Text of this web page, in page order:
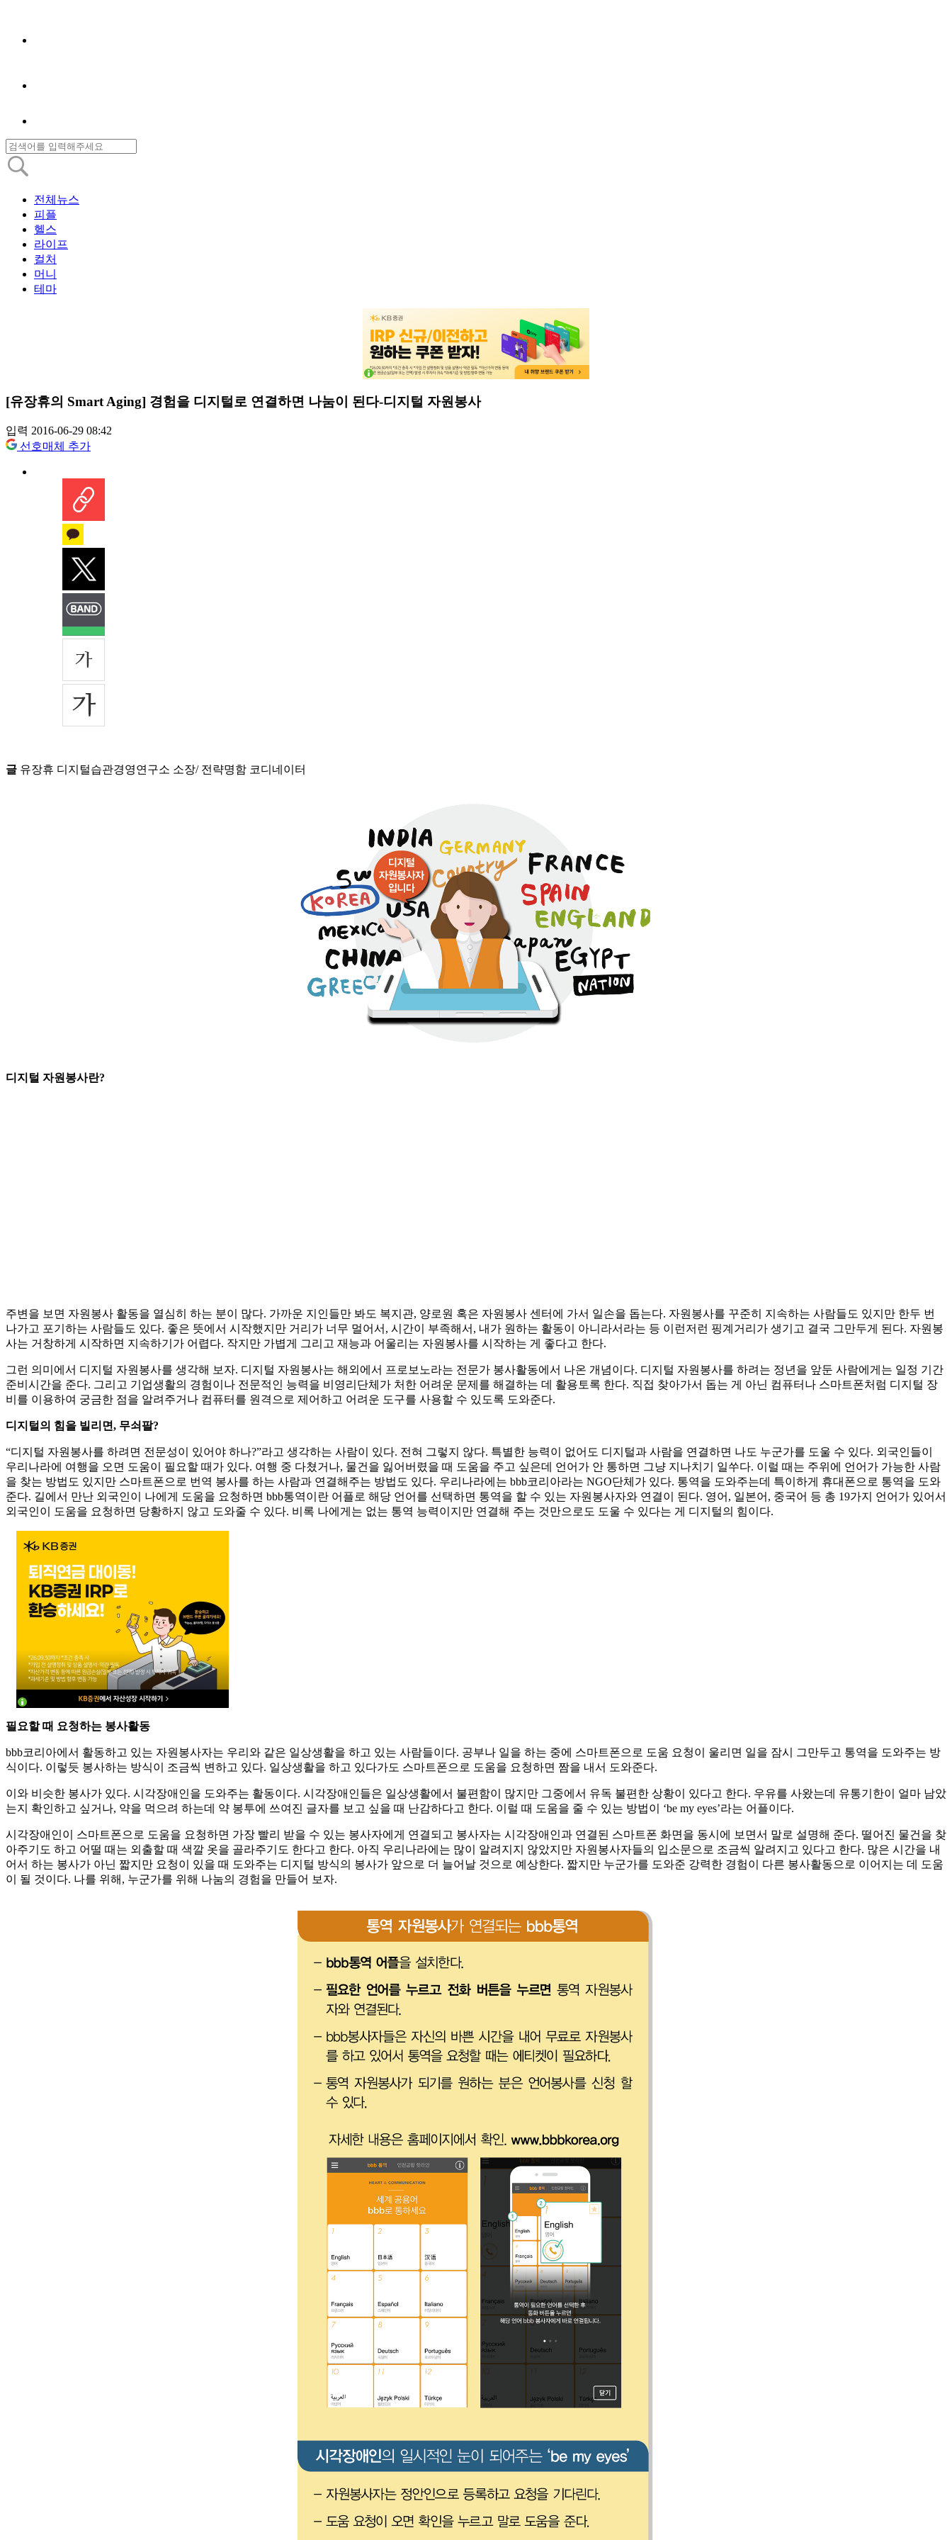
전체뉴스
피플
헬스
라이프
컬처
머니
테마
[유장휴의 Smart Aging] 경험을 디지털로 연결하면 나눔이 된다-디지털 자원봉사
입력 2016-06-29 08:42
선호매체 추가
글 유장휴 디지털습관경영연구소 소장/ 전략명함 코디네이터
디지털 자원봉사란?
주변을 보면 자원봉사 활동을 열심히 하는 분이 많다. 가까운 지인들만 봐도 복지관, 양로원 혹은 자원봉사 센터에 가서 일손을 돕는다. 자원봉사를 꾸준히 지속하는 사람들도 있지만 한두 번
나가고 포기하는 사람들도 있다. 좋은 뜻에서 시작했지만 거리가 너무 멀어서, 시간이 부족해서, 내가 원하는 활동이 아니라서라는 등 이런저런 핑계거리가 생기고 결국 그만두게 된다. 자원봉
사는 거창하게 시작하면 지속하기가 어렵다. 작지만 가볍게 그리고 재능과 어울리는 자원봉사를 시작하는 게 좋다고 한다.
그런 의미에서 디지털 자원봉사를 생각해 보자. 디지털 자원봉사는 해외에서 프로보노라는 전문가 봉사활동에서 나온 개념이다. 디지털 자원봉사를 하려는 정년을 앞둔 사람에게는 일정 기간
준비시간을 준다. 그리고 기업생활의 경험이나 전문적인 능력을 비영리단체가 처한 어려운 문제를 해결하는 데 활용토록 한다. 직접 찾아가서 돕는 게 아닌 컴퓨터나 스마트폰처럼 디지털 장
비를 이용하여 궁금한 점을 알려주거나 컴퓨터를 원격으로 제어하고 어려운 도구를 사용할 수 있도록 도와준다.
디지털의 힘을 빌리면, 무쇠팔?
“디지털 자원봉사를 하려면 전문성이 있어야 하나?”라고 생각하는 사람이 있다. 전혀 그렇지 않다. 특별한 능력이 없어도 디지털과 사람을 연결하면 나도 누군가를 도울 수 있다. 외국인들이
우리나라에 여행을 오면 도움이 필요할 때가 있다. 여행 중 다쳤거나, 물건을 잃어버렸을 때 도움을 주고 싶은데 언어가 안 통하면 그냥 지나치기 일쑤다. 이럴 때는 주위에 언어가 가능한 사람
을 찾는 방법도 있지만 스마트폰으로 번역 봉사를 하는 사람과 연결해주는 방법도 있다. 우리나라에는 bbb코리아라는 NGO단체가 있다. 통역을 도와주는데 특이하게 휴대폰으로 통역을 도와
준다. 길에서 만난 외국인이 나에게 도움을 요청하면 bbb통역이란 어플로 해당 언어를 선택하면 통역을 할 수 있는 자원봉사자와 연결이 된다. 영어, 일본어, 중국어 등 총 19가지 언어가 있어서
외국인이 도움을 요청하면 당황하지 않고 도와줄 수 있다. 비록 나에게는 없는 통역 능력이지만 연결해 주는 것만으로도 도울 수 있다는 게 디지털의 힘이다.
필요할 때 요청하는 봉사활동
bbb코리아에서 활동하고 있는 자원봉사자는 우리와 같은 일상생활을 하고 있는 사람들이다. 공부나 일을 하는 중에 스마트폰으로 도움 요청이 울리면 일을 잠시 그만두고 통역을 도와주는 방
식이다. 이렇듯 봉사하는 방식이 조금씩 변하고 있다. 일상생활을 하고 있다가도 스마트폰으로 도움을 요청하면 짬을 내서 도와준다.
이와 비슷한 봉사가 있다. 시각장애인을 도와주는 활동이다. 시각장애인들은 일상생활에서 불편함이 많지만 그중에서 유독 불편한 상황이 있다고 한다. 우유를 사왔는데 유통기한이 얼마 남았
는지 확인하고 싶거나, 약을 먹으려 하는데 약 봉투에 쓰여진 글자를 보고 싶을 때 난감하다고 한다. 이럴 때 도움을 줄 수 있는 방법이 ‘be my eyes’라는 어플이다.
시각장애인이 스마트폰으로 도움을 요청하면 가장 빨리 받을 수 있는 봉사자에게 연결되고 봉사자는 시각장애인과 연결된 스마트폰 화면을 동시에 보면서 말로 설명해 준다. 떨어진 물건을 찾
아주기도 하고 어떨 때는 외출할 때 색깔 옷을 골라주기도 한다고 한다. 아직 우리나라에는 많이 알려지지 않았지만 자원봉사자들의 입소문으로 조금씩 알려지고 있다고 한다. 많은 시간을 내
어서 하는 봉사가 아닌 짧지만 요청이 있을 때 도와주는 디지털 방식의 봉사가 앞으로 더 늘어날 것으로 예상한다. 짧지만 누군가를 도와준 강력한 경험이 다른 봉사활동으로 이어지는 데 도움
이 될 것이다. 나를 위해, 누군가를 위해 나눔의 경험을 만들어 보자.